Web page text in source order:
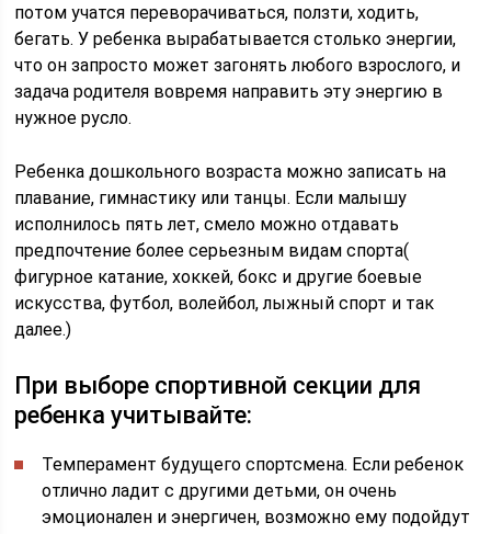
потом учатся переворачиваться, ползти, ходить,
бегать. У ребенка вырабатывается столько энергии,
что он запросто может загонять любого взрослого, и
задача родителя вовремя направить эту энергию в
нужное русло.
Ребенка дошкольного возраста можно записать на
плавание, гимнастику или танцы. Если малышу
исполнилось пять лет, смело можно отдавать
предпочтение более серьезным видам спорта(
фигурное катание, хоккей, бокс и другие боевые
искусства, футбол, волейбол, лыжный спорт и так
далее.)
При выборе спортивной секции для
ребенка учитывайте:
Темперамент будущего спортсмена. Если ребенок
отлично ладит с другими детьми, он очень
эмоционален и энергичен, возможно ему подойдут